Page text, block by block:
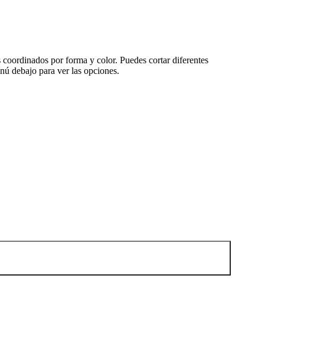
por forma y color. Puedes cortar diferentes
debajo para ver las opciones.